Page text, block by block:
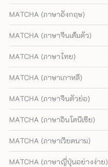
MATCHA (ภาษาอังกฤษ)
MATCHA (ภาษาจีนเต็มตัว)
MATCHA (ภาษาไทย)
MATCHA (ภาษาเกาหลี)
MATCHA (ภาษาจีนตัวย่อ)
MATCHA (ภาษาอินโดนีเซีย)
MATCHA (ภาษาเวียดนาม)
MATCHA (ภาษาญี่ปุ่นอย่างง่าย)